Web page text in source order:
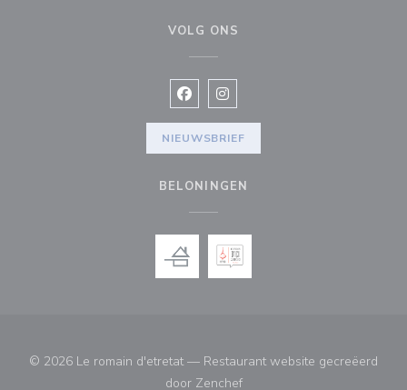
VOLG ONS
Facebook ((opent in een nieuw
Instagram ((opent in een
NIEUWSBRIEF
BELONINGEN
© 2026 Le romain d'etretat — Restaurant website gecreëerd
door Zenchef((opent in een nieuw